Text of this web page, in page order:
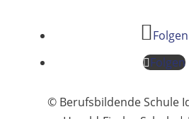
Folgen
Folgen
© Berufsbildende Schule